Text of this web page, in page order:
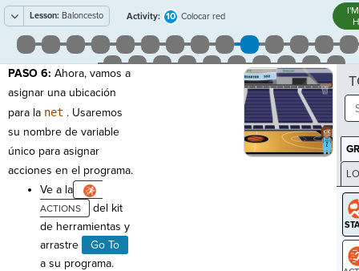
Lesson: Baloncesto Activity: 10 Colocar red
PASO 6: Ahora, vamos a
asignar una ubicación
para la net . Usaremos
su nombre de variable
único para asignar
acciones en el programa.
Ve a la
del kit
de herramientas y
arrastre
Go To
a su programa.